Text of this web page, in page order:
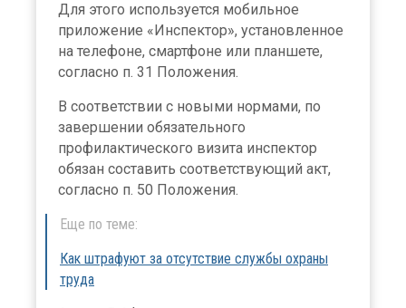
Для этого используется мобильное
приложение «Инспектор», установленное
на телефоне, смартфоне или планшете,
согласно п. 31 Положения.
В соответствии с новыми нормами, по
завершении обязательного
профилактического визита инспектор
обязан составить соответствующий акт,
согласно п. 50 Положения.
Еще по теме:
Как штрафуют за отсутствие службы охраны
труда